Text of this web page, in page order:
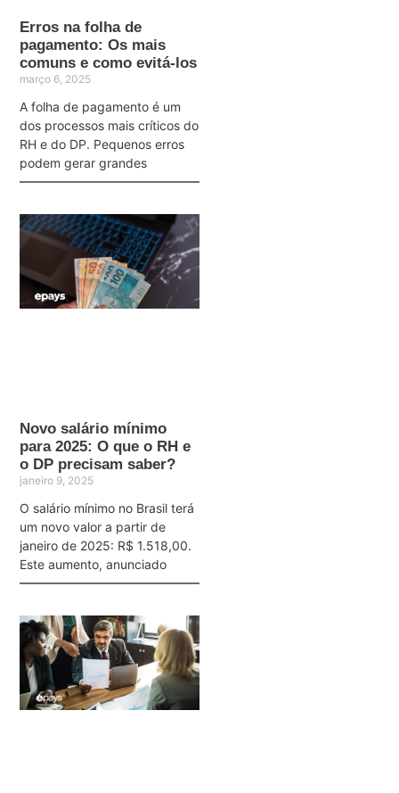
Erros na folha de
pagamento: Os mais
comuns e como evitá-los
março 6, 2025
A folha de pagamento é um
dos processos mais críticos do
RH e do DP. Pequenos erros
podem gerar grandes
Novo salário mínimo
para 2025: O que o RH e
o DP precisam saber?
janeiro 9, 2025
O salário mínimo no Brasil terá
um novo valor a partir de
janeiro de 2025: R$ 1.518,00.
Este aumento, anunciado